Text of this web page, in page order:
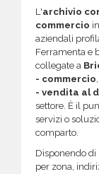
L'archivio
commercio
aziendali
Ferramenta e
collegate a
- commercio,
- vendita al
settore. È il
servizi o
comparto.
Disponendo di
per zona,